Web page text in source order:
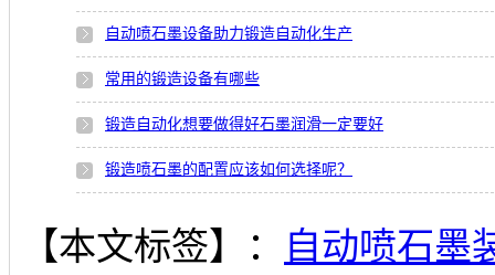
自动喷石墨设备助力锻造自动化生产
常用的锻造设备有哪些
锻造自动化想要做得好石墨润滑一定要好
锻造喷石墨的配置应该如何选择呢？
【本文标签】：
自动喷石墨